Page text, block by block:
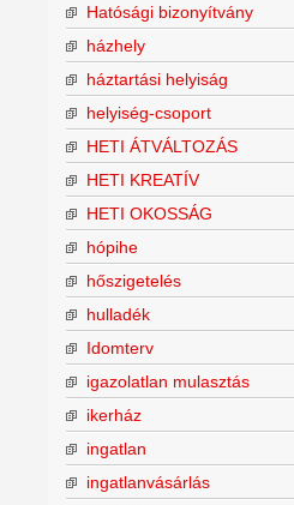
Hatósági bizonyítvány
házhely
háztartási helyiság
helyiség-csoport
HETI ÁTVÁLTOZÁS
HETI KREATÍV
HETI OKOSSÁG
hópihe
hőszigetelés
hulladék
Idomterv
igazolatlan mulasztás
ikerház
ingatlan
ingatlanvásárlás